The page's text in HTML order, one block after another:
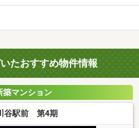
たおすすめ物件情報
築マンション
谷駅前 第4期